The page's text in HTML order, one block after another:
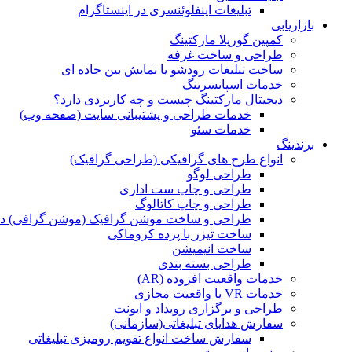
تبلیغات اینفلوئنسری در اینستاگرام
بازاریابی
کمپین گوریلا مارکتینگ
طراحی و ساخت غرفه
ساخت تبلیغات رودشو یا نمایش بین جاده ای
خدمات اسپانسرینگ
دیجیتال مارکتینگ چیست و چه کاربردی دارد؟
خدمات طراحی و پشتیبانی سایت (صفحه وب)
خدمات سئو
برندینگ
انواع طرح های گرافیکی (طراحی گرافیک)
طراحی لوگو
طراحی و چاپ ست اداری
طراحی و چاپ کاتالوگ
طراحی و ساخت موشن گرافیک (موشن گرافی)
ساخت تیزر با پرده کروماکی
ساخت انیمیشن
طراحی بسته بندی
خدمات واقعیت افزوده (AR)
خدمات VR یا واقعیت مجازی
طراحی و برگزاری رویداد و ایونت
سفارش هدایای تبلیغاتی(سازمانی)
سفارش ساخت انواع تقویم رومیزی تبلیغاتی